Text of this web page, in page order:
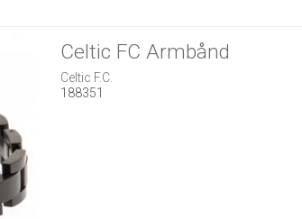
Celtic FC Armbånd
Celtic F.C.
188351